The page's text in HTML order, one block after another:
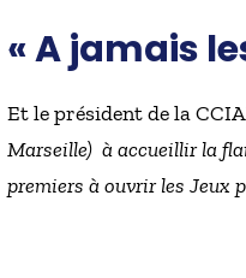
« A jamais
Et le président de la
Marseille) à accueillir la
premiers à ouvrir les Jeux